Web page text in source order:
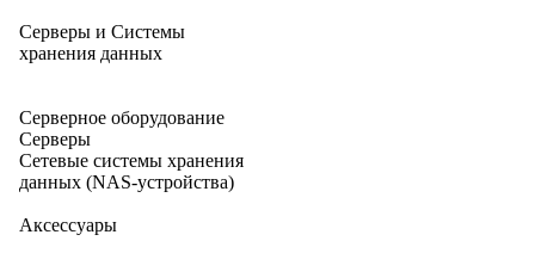
Серверы и Системы
хранения данных
Серверное оборудование
Серверы
Сетевые системы хранения
данных (NAS-устройства)
Аксессуары